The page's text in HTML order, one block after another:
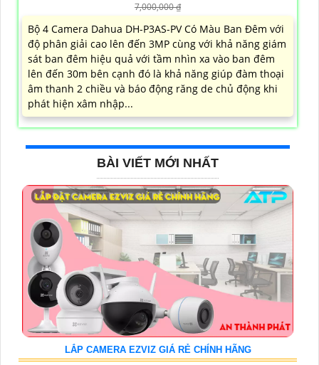
7,000,000 ₫
Bộ 4 Camera Dahua DH-P3AS-PV Có Màu Ban Đêm với
độ phân giải cao lên đến 3MP cùng với khả năng giám
sát ban đêm hiệu quả với tầm nhìn xa vào ban đêm
lên đến 30m bên cạnh đó là khả năng giúp đàm thoại
âm thanh 2 chiều và báo động răng de chủ động khi
phát hiện xâm nhập...
BÀI VIẾT MỚI NHẤT
LẮP CAMERA EZVIZ GIÁ RẺ CHÍNH HÃNG